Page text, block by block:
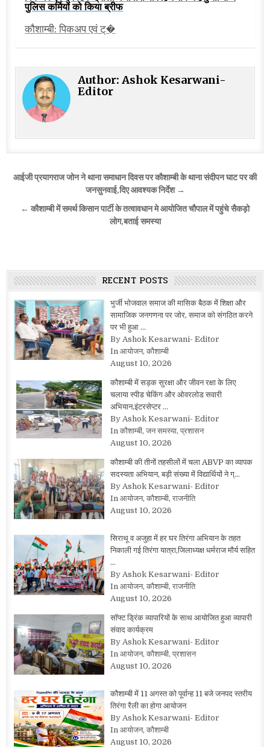
पुलिस कर्मियों को किया ब्रीफ
कौशाम्बी: पिकअप एवं ट्�
Author:Ashok Kesarwani-
Editor
Post
navigation
आईजी प्रयागराज जोन ने थाना समाधान दिवस पर कौशाम्बी के थाना संदीपन घाट पर की
जनसुनवाई,दिए आवश्यक निर्देश →
← कौशाम्बी में समर्थ किसान पार्टी के तत्वावधान मे आयोजित चौपाल में पहुंचे सैकड़ो
लोग,बताई समस्या
RECENT POSTS
भुर्जी भोजवाल समाज की मासिक बैठक में शिक्षा और
सामाजिक जनगणना पर जोर, समाज को संगठित करने
पर भी हुआ …
By Ashok Kesarwani- Editor
In आयोजन, कौशाम्बी
August 10, 2026
कौशाम्बी में सड़क सुरक्षा और जीवन रक्षा के लिए
चलाया स्पीड चेकिंग और ओवरलोड सवारी
अभियान,इंटरसेप्टर …
By Ashok Kesarwani- Editor
In कौशाम्बी, जन समस्या, प्रशासन
August 10, 2026
कौशाम्बी की तीनों तहसीलों में चला ABVP का व्यापक
सदस्यता अभियान, बड़ी संख्या में विद्यार्थियों ने ग्…
By Ashok Kesarwani- Editor
In आयोजन, कौशाम्बी, राजनीति
August 10, 2026
सिराथू व अजुहा में हर घर तिरंगा अभियान के तहत
निकाली गई तिरंगा यात्रा,जिलाध्यक्ष धर्मराज मौर्य सहित
…
By Ashok Kesarwani- Editor
In आयोजन, कौशाम्बी, राजनीति
August 10, 2026
सॉफ्ट ड्रिंक व्यापारियों के साथ आयोजित हुआ व्यापारी
संवाद कार्यक्रम
By Ashok Kesarwani- Editor
In आयोजन, कौशाम्बी, प्रशासन
August 10, 2026
कौशाम्बी में 11 अगस्त को पूर्वान्ह 11 बजे जनपद स्तरीय
तिरंगा रैली का होगा आयोजन
By Ashok Kesarwani- Editor
In आयोजन, कौशाम्बी
August 10, 2026